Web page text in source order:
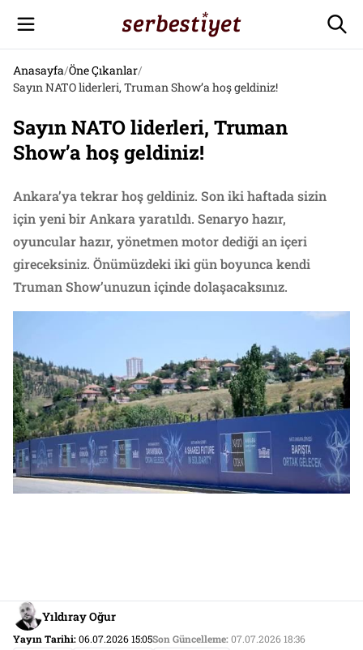
Anasayfa/Öne Çıkanlar/
Sayın NATO liderleri, Truman Show’a hoş geldiniz!
Sayın NATO liderleri, Truman
Show’a hoş geldiniz!
Ankara’ya tekrar hoş geldiniz. Son iki haftada sizin
için yeni bir Ankara yaratıldı. Senaryo hazır,
oyuncular hazır, yönetmen motor dediği an içeri
gireceksiniz. Önümüzdeki iki gün boyunca kendi
Truman Show’unuzun içinde dolaşacaksınız.
Yıldıray Oğur
Yayın Tarihi:06.07.2026 15:05Son Güncelleme:07.07.2026 18:36